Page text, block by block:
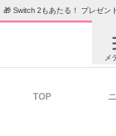
🎁 Switch 2もあたる！ プレゼン
メ
TOP